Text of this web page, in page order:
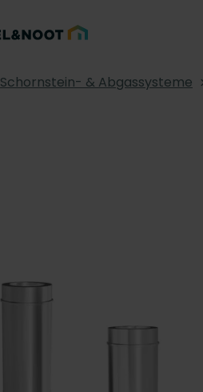
Schornstein- & Abgassysteme